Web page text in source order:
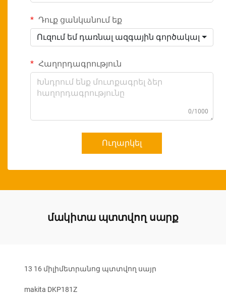
Դուք ցանկանում եք
Ուզում եմ դառնալ ազգային գործակալ
Հաղորդագրություն
0/1000
Ուղարկել
մակիտա պտտվող սարք
13 16 միլիմետրանոց պտտվող սայր
makita DKP181Z